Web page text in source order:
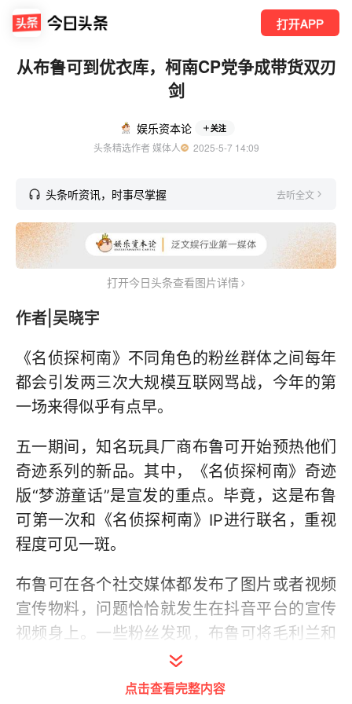
打开APP
从布鲁可到优衣库，柯南CP党争成带货双刃
剑
娱乐资本论 关注
头条精选作者 媒体人
  2025-5-7 14:09
头条听资讯，时事尽掌握 去听全文
打开今日头条查看图片详情
作者|吴晓宇
《名侦探柯南》不同角色的粉丝群体之间每年
都会引发两三次大规模互联网骂战，今年的第
一场来得似乎有点早。
五一期间，知名玩具厂商布鲁可开始预热他们
奇迹系列的新品。其中，《名侦探柯南》奇迹
版“梦游童话”是宣发的重点。毕竟，这是布鲁
可第一次和《名侦探柯南》IP进行联名，重视
程度可见一斑。
布鲁可在各个社交媒体都发布了图片或者视频
宣传物料，问题恰恰就发生在抖音平台的宣传
视频身上。一些粉丝发现，布鲁可将毛利兰和
灰原哀并称两名女主。这一表述与原作设定冲
突，也引发了毛利兰粉丝在抖音、微博和小红
点击查看完整内容